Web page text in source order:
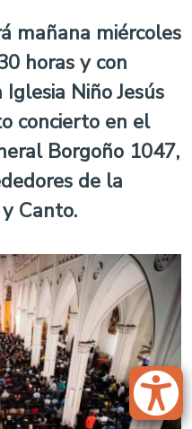
mañana miércoles
horas y con
Niño Jesús
concierto en el
Borgoño 1047,
de la
Canto.